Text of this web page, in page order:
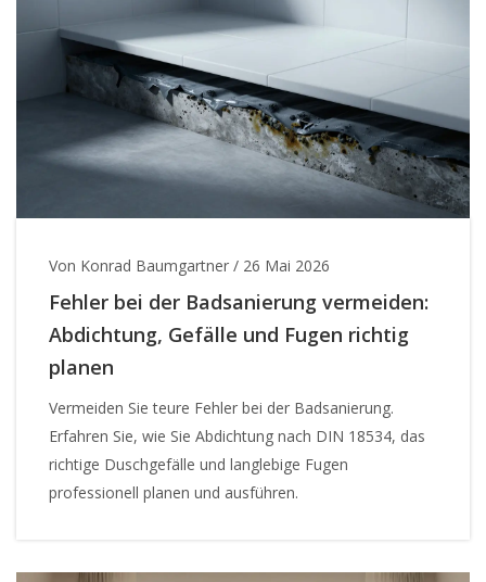
Von Konrad Baumgartner / 26 Mai 2026
Fehler bei der Badsanierung vermeiden:
Abdichtung, Gefälle und Fugen richtig
planen
Vermeiden Sie teure Fehler bei der Badsanierung.
Erfahren Sie, wie Sie Abdichtung nach DIN 18534, das
richtige Duschgefälle und langlebige Fugen
professionell planen und ausführen.